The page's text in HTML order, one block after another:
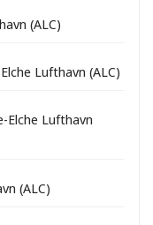
(ALC)
Lufthavn (ALC)
Elche Lufthavn
(ALC)